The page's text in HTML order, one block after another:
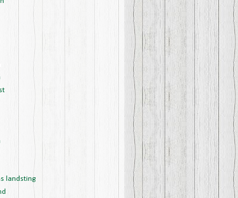
landsting